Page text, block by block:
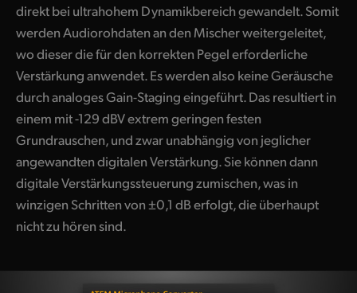
direkt bei ultrahohem Dynamikbereich gewandelt. Somit
werden Audiorohdaten an den Mischer weitergeleitet,
wo dieser die für den korrekten Pegel erforderliche
Verstärkung anwendet. Es werden also keine Geräusche
durch analoges Gain-Staging eingeführt. Das resultiert in
einem mit -129 dBV extrem geringen festen
Grundrauschen, und zwar unabhängig von jeglicher
angewandten digitalen Verstärkung. Sie können dann
digitale Verstärkungssteuerung zumischen, was in
winzigen Schritten von ±0,1 dB erfolgt, die überhaupt
nicht zu hören sind.